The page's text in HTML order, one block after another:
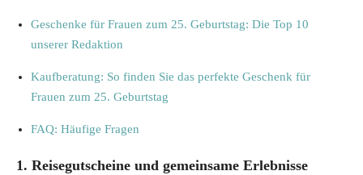
Geschenke für Frauen zum 25. Geburtstag: Die Top 10
unserer Redaktion
Kaufberatung: So finden Sie das perfekte Geschenk für
Frauen zum 25. Geburtstag
FAQ: Häufige Fragen
1. Reisegutscheine und gemeinsame Erlebnisse